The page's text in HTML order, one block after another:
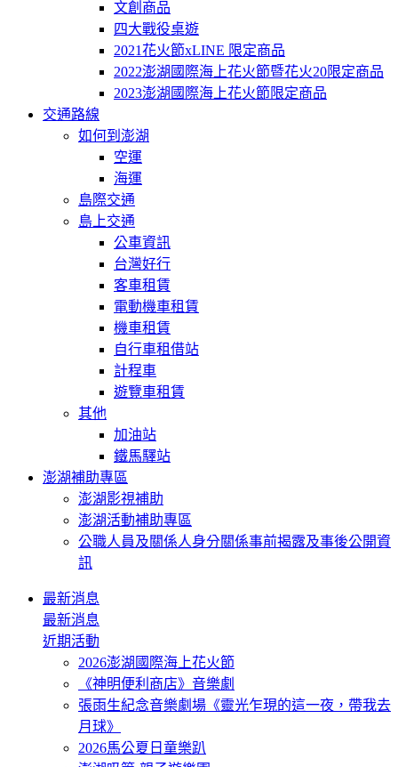
文創商品
四大戰役桌遊
2021花火節xLINE 限定商品
2022澎湖國際海上花火節暨花火20限定商品
2023澎湖國際海上花火節限定商品
交通路線
如何到澎湖
空運
海運
島際交通
島上交通
公車資訊
台灣好行
客車租賃
電動機車租賃
機車租賃
自行車租借站
計程車
遊覽車租賃
其他
加油站
鐵馬驛站
澎湖補助專區
澎湖影視補助
澎湖活動補助專區
公職人員及關係人身分關係事前揭露及事後公開資
訊
最新消息
最新消息
近期活動
2026澎湖國際海上花火節
《神明便利商店》音樂劇
張雨生紀念音樂劇場《靈光乍現的這一夜，帶我去
月球》
2026馬公夏日童樂趴